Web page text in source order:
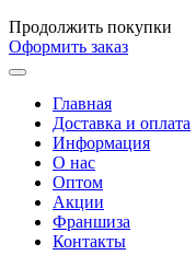
Продолжить покупки
Оформить заказ
Главная
Доставка и оплата
Информация
О нас
Оптом
Акции
Франшиза
Контакты